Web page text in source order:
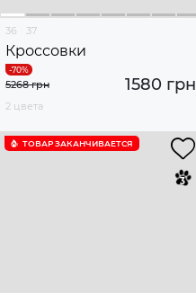
36 37
Кроссовки
1580 грн
5268 грн
2 цвета
ТОВАР ЗАКАНЧИВАЕТСЯ